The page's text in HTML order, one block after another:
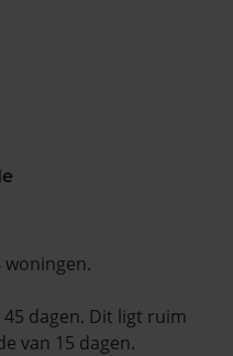
woningen.
dagen. Dit ligt ruim
van 15 dagen.